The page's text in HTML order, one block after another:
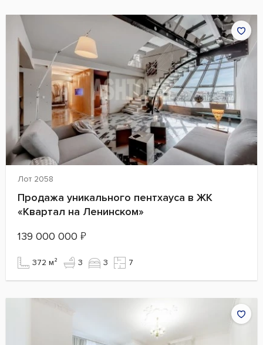
Лот 2058
Продажа уникального пентхауса в ЖК
«Квартал на Ленинском»
139 000 000 ₽
372 м² 3 3 7